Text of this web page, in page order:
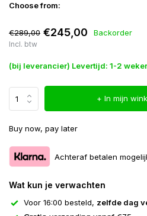
Choose from:
€289,00 €245,00 Backorder
Incl. btw
(bij leverancier) Levertijd: 1-2
+ In mijn
Buy now, pay later
Achteraf betalen
Wat kun je verwachten
Voor 16:00 besteld, zelfde dag